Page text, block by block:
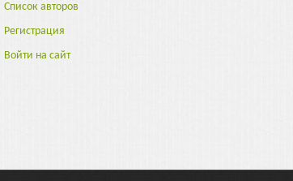
Список авторов
Регистрация
Войти на сайт